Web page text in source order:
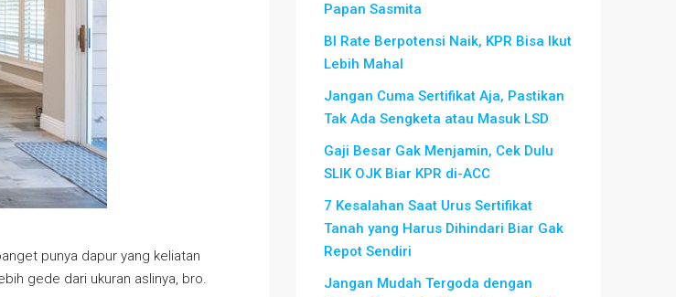
punya dapur yang keliatan
gede dari ukuran aslinya, bro.
Papan Sasmita
BI Rate Berpotensi Naik, KPR Bisa Ikut
Lebih Mahal
Jangan Cuma Sertifikat Aja, Pastikan
Tak Ada Sengketa atau Masuk LSD
Gaji Besar Gak Menjamin, Cek Dulu
SLIK OJK Biar KPR di-ACC
7 Kesalahan Saat Urus Sertifikat
Tanah yang Harus Dihindari Biar Gak
Repot Sendiri
Jangan Mudah Tergoda dengan